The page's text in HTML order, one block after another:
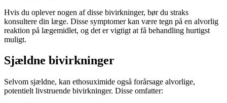
Hvis du oplever nogen af disse bivirkninger, bør du straks
konsultere din læge. Disse symptomer kan være tegn på en alvorlig
reaktion på lægemidlet, og det er vigtigt at få behandling hurtigst
muligt.
Sjældne bivirkninger
Selvom sjældne, kan ethosuximide også forårsage alvorlige,
potentielt livstruende bivirkninger. Disse omfatter: